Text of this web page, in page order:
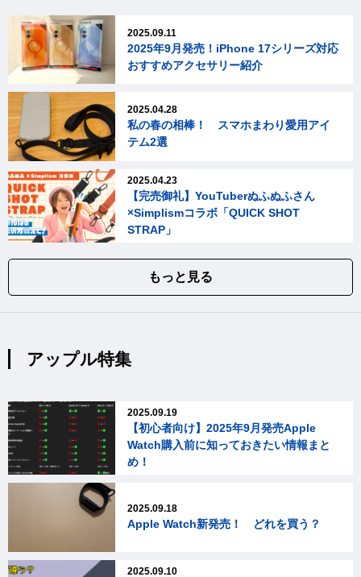
2025.09.11
2025年9月発売！iPhone 17シリーズ対応
おすすめアクセサリー紹介
2025.04.28
私の春の相棒！ スマホまわり愛用アイ
テム2選
2025.04.23
【完売御礼】YouTuberぬふぬふさん
×Simplismコラボ「QUICK SHOT
STRAP」
もっと見る
アップル特集
2025.09.19
【初心者向け】2025年9月発売Apple
Watch購入前に知っておきたい情報まと
め！
2025.09.18
Apple Watch新発売！ どれを買う？
2025.09.10